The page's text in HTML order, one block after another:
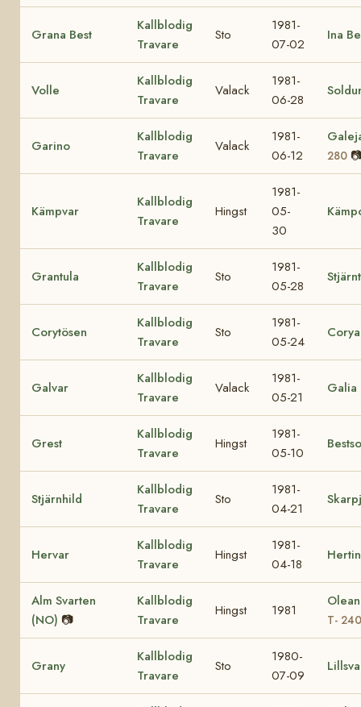
Grana Best
Kallblodig
Travare
Sto
1981-
07-02
Ina
Volle
Kallblodig
Travare
Valack
1981-
06-28
Garino
Kallblodig
Travare
Valack
1981-
06-12
280
Kämpvar
Kallblodig
Travare
Hingst
1981-
05-
30
Grantula
Kallblodig
Travare
Sto
1981-
05-28
Corytösen
Kallblodig
Travare
Sto
1981-
05-24
Galvar
Kallblodig
Travare
Valack
1981-
05-21
Galia
Grest
Kallblodig
Travare
Hingst
1981-
05-10
Stjärnhild
Kallblodig
Travare
Sto
1981-
04-21
Hervar
Kallblodig
Travare
Hingst
1981-
04-18
Alm Svarten
(NO) 📷
Kallblodig
Travare
Hingst 1981
T-
Grany
Kallblodig
Travare
Sto
1980-
07-09